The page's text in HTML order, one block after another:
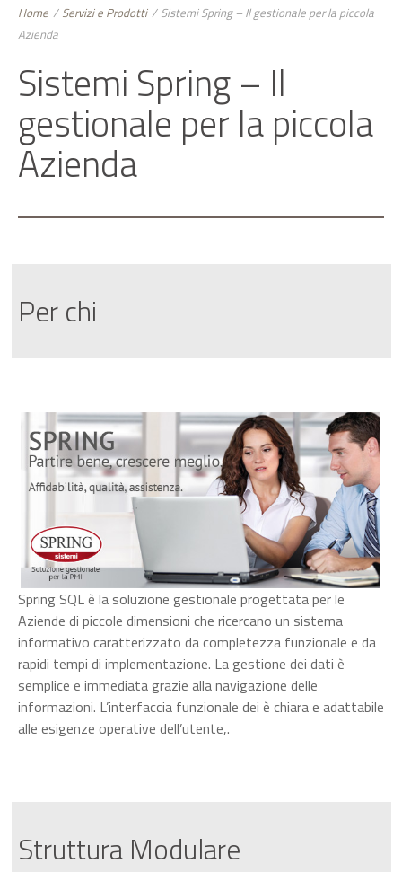
Home / Servizi e Prodotti / Sistemi Spring – Il gestionale per la piccola
Azienda
Sistemi Spring – Il
gestionale per la piccola
Azienda
Per chi
Spring SQL è la soluzione gestionale progettata per le
Aziende di piccole dimensioni che ricercano un sistema
informativo caratterizzato da completezza funzionale e da
rapidi tempi di implementazione. La gestione dei dati è
semplice e immediata grazie alla navigazione delle
informazioni. L’interfaccia funzionale dei è chiara e adattabile
alle esigenze operative dell’utente,.
Struttura Modulare